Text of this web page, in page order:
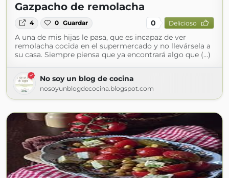
Gazpacho de remolacha
4 0 Guardar 0 Delicioso
A una de mis hijas le pasa, que es incapaz de ver
remolacha cocida en el supermercado y no llevársela a
su casa. Siempre piensa que ya encontrará algo que (...)
No soy un blog de cocina
nosoyunblogdecocina.blogspot.com